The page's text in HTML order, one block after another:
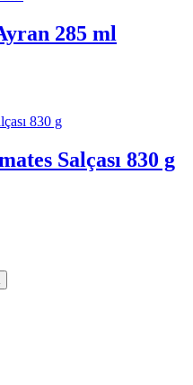
285 ml
Salçası 830 g